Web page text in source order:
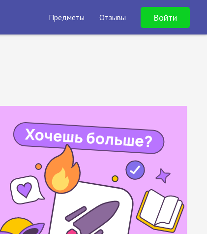
Предметы Отзывы Войти